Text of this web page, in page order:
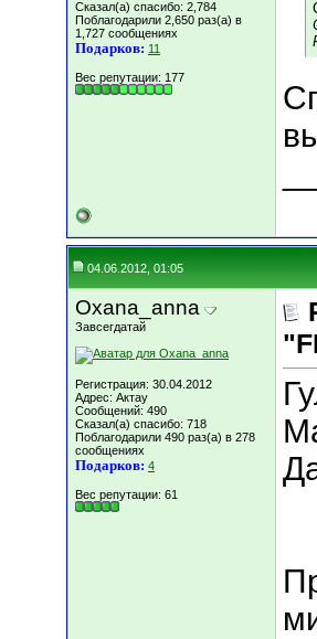
Сказал(а) спасибо: 2,784
Поблагодарили 2,650 раз(а) в
1,727 сообщениях
Подарков: 11
Вес репутации: 177
04.06.2012, 01:05
Oxana_anna
Завсегдатай
Регистрация: 30.04.2012
Адрес: Актау
Сообщений: 490
Сказал(а) спасибо: 718
Поблагодарили 490 раз(а) в 278
сообщениях
Подарков: 4
Вес репутации: 61